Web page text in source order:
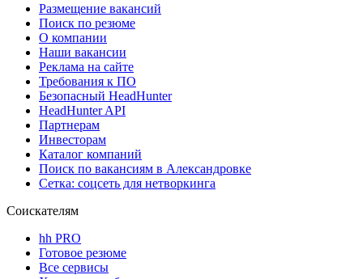
Размещение вакансий
Поиск по резюме
О компании
Наши вакансии
Реклама на сайте
Требования к ПО
Безопасный HeadHunter
HeadHunter API
Партнерам
Инвесторам
Каталог компаний
Поиск по вакансиям в Александровке
Сетка: соцсеть для нетворкинга
Соискателям
hh PRO
Готовое резюме
Все сервисы